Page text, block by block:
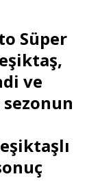
Süper
ve
sezonun